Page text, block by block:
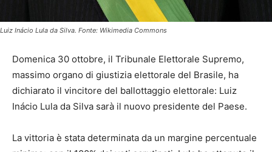
Luiz Inácio Lula da Silva. Fonte: Wikimedia Commons
Domenica 30 ottobre, il Tribunale Elettorale Supremo,
massimo organo di giustizia elettorale del Brasile, ha
dichiarato il vincitore del ballottaggio elettorale: Luiz
Inácio Lula da Silva sarà il nuovo presidente del Paese.
La vittoria è stata determinata da un margine percentuale